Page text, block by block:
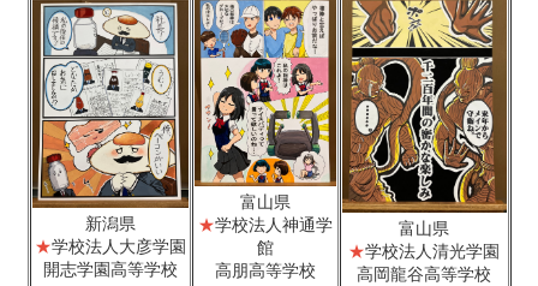
新潟県
★学校法人大彦学園
開志学園高等学校
富山県
★学校法人神通学
館
高朋高等学校
富山県
★学校法人清光学園
高岡龍谷高等学校